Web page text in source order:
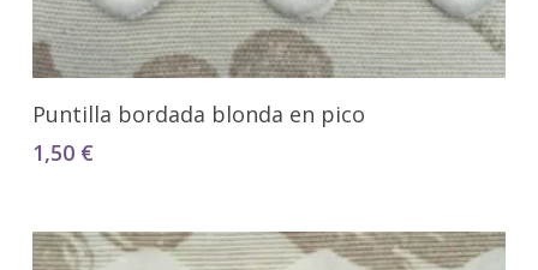
Seleccionar Opciones
Puntilla bordada blonda en pico
1,50 €